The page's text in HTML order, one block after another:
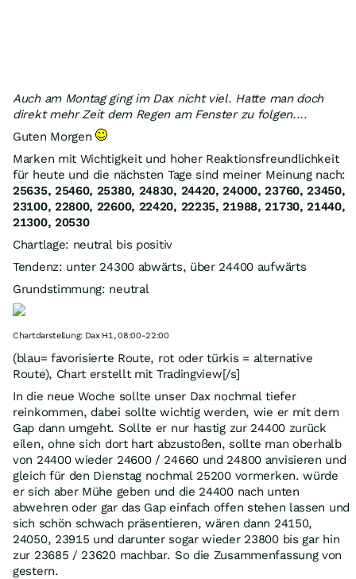
Auch am Montag ging im Dax nicht viel. Hatte man doch
direkt mehr Zeit dem Regen am Fenster zu folgen....
Guten Morgen
Marken mit Wichtigkeit und hoher Reaktionsfreundlichkeit
für heute und die nächsten Tage sind meiner Meinung nach:
25635, 25460, 25380, 24830, 24420, 24000, 23760, 23450,
23100, 22800, 22600, 22420, 22235, 21988, 21730, 21440,
21300, 20530
Chartlage: neutral bis positiv
Tendenz: unter 24300 abwärts, über 24400 aufwärts
Grundstimmung: neutral
Chartdarstellung: Dax H1, 08:00-22:00
(blau= favorisierte Route, rot oder türkis = alternative
Route), Chart erstellt mit Tradingview[/s]
In die neue Woche sollte unser Dax nochmal tiefer
reinkommen, dabei sollte wichtig werden, wie er mit dem
Gap dann umgeht. Sollte er nur hastig zur 24400 zurück
eilen, ohne sich dort hart abzustoßen, sollte man oberhalb
von 24400 wieder 24600 / 24660 und 24800 anvisieren und
gleich für den Dienstag nochmal 25200 vormerken. würde
er sich aber Mühe geben und die 24400 nach unten
abwehren oder gar das Gap einfach offen stehen lassen und
sich schön schwach präsentieren, wären dann 24150,
24050, 23915 und darunter sogar wieder 23800 bis gar hin
zur 23685 / 23620 machbar. So die Zusammenfassung von
gestern.